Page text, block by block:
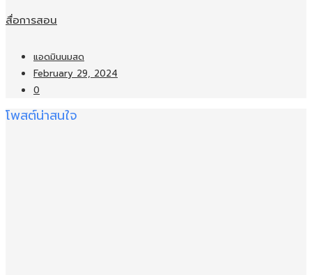
สื่อการสอน
แอดมินนมสด
February 29, 2024
0
โพสต์น่าสนใจ